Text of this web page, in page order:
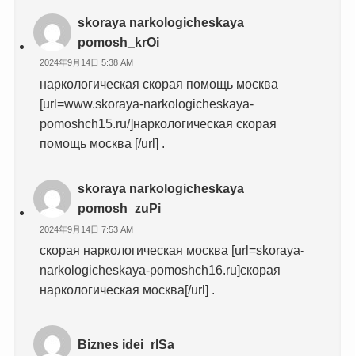
skoraya narkologicheskaya
pomosh_krOi
2024年9月14日 5:38 AM
наркологическая скорая помощь москва
[url=www.skoraya-narkologicheskaya-
pomoshch15.ru/]наркологическая скорая
помощь москва [/url] .
skoraya narkologicheskaya
pomosh_zuPi
2024年9月14日 7:53 AM
скорая наркологическая москва [url=skoraya-
narkologicheskaya-pomoshch16.ru]скорая
наркологическая москва[/url] .
Biznes idei_rlSa